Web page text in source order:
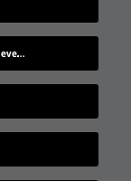
The Most Unsatisfying Video in the World ever made – part 2